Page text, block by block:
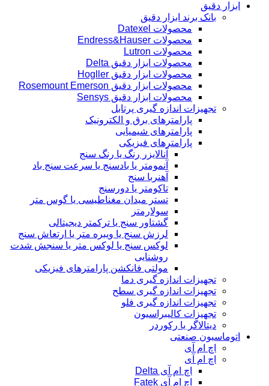
ابزار دقیق
بانک برند ابزار دقیق
محصولات Datexel
محصولات Endress&Hauser
محصولات Lutron
محصولات ابزار دقیق Delta
محصولات ابزار دقیق Hogller
محصولات ابزار دقیق Rosemount Emerson
محصولات ابزار دقیق Sensys
تجهیزات اندازه گیری پرتابل
پارامترهای برق و الکترونیک
پارامترهای شیمیایی
پارامترهای فیزیکی
آنالایزر رنگ یا رنگ سنج
آنمومتر یا بادسنج یا سرعت سنج باد
آهنربا سنج
تاکومتر یا دورسنج
تستر میدان مغناطیسی یا گوس متر
سولارمتر
گشتاور سنج یا ترکمتر دیجیتالی
لرزش سنج یا ویبره متر یا ارتعاش سنج
لوکس سنج یا لوکس متر یا سنجش شدت
روشنایی
مولتی فانکشن پارامترهای فیزیکی
تجهیزات اندازه گیری دما
تجهیزات اندازه گیری سطح
تجهیزات اندازه گیری فلو
تجهیزات کالیبراسیون
دیتالاگر یا رکوردر
اتوماسیون صنعتی
اچ ام آی
اچ ام آی
اچ ام آی Delta
اچ ام آی Fatek